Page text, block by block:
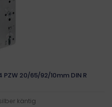
20/65/92/10mm DIN R
käntig